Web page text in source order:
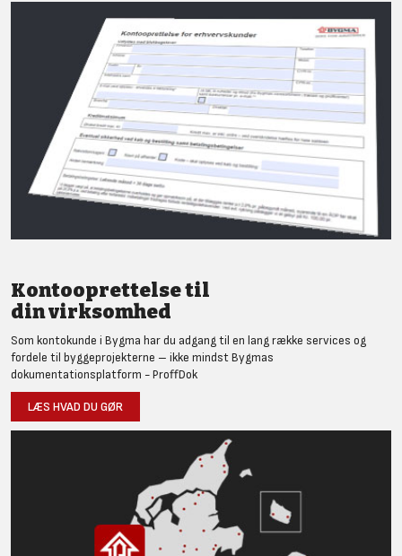
Kontooprettelse til
din virksomhed
Som kontokunde i Bygma har du adgang til en lang række services og
fordele til byggeprojekterne – ikke mindst Bygmas
dokumentationsplatform - ProffDok
LÆS HVAD DU GØR